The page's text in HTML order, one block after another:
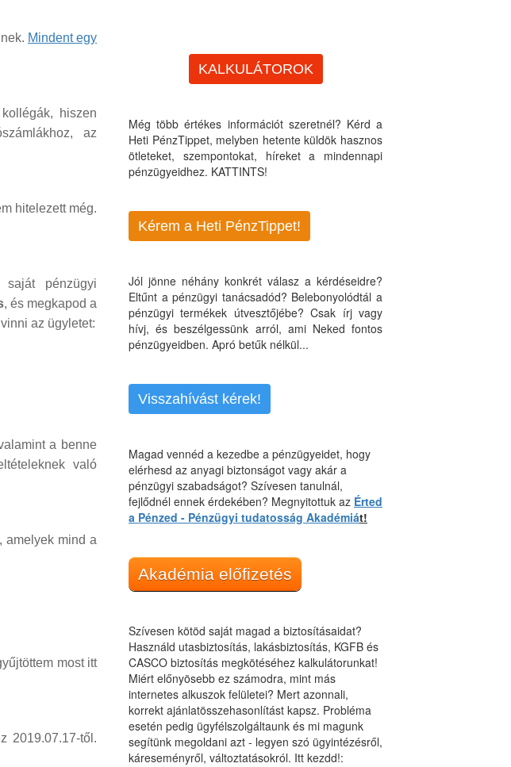
Mindent egy
hiszen
az
hitelezett még.
pénzügyi
, és megkapod a
az ügyletet:
a benne
való
amelyek mind a
most itt
2019.07.17-től.
KALKULÁTOROK
Még több értékes információt szeretnél? Kérd a
Heti PénzTippet, melyben hetente küldök hasznos
ötleteket, szempontokat, híreket a mindennapi
pénzügyeidhez. KATTINTS!
Kérem a Heti PénzTippet!
Jól jönne néhány konkrét válasz a kérdéseidre?
Eltűnt a pénzügyi tanácsadód? Belebonyolódtál a
pénzügyi termékek útvesztőjébe? Csak írj vagy
hívj, és beszélgessünk arról, ami Neked fontos
pénzügyeidben. Apró betűk nélkül...
Visszahívást kérek!
Magad vennéd a kezedbe a pénzügyeidet, hogy
elérhesd az anyagi biztonságot vagy akár a
pénzügyi szabadságot? Szívesen tanulnál,
fejlődnél ennek érdekében? Megnyitottuk az Érted
a Pénzed - Pénzügyi tudatosság Akadémiát!
Akadémia előfizetés
Szívesen kötöd saját magad a biztosításaidat?
Használd utasbiztosítás, lakásbiztosítás, KGFB és
CASCO biztosítás megkötéséhez kalkulátorunkat!
Miért előnyösebb ez számodra, mint más
internetes alkuszok felületei? Mert azonnali,
korrekt ajánlatösszehasonlítást kapsz. Probléma
esetén pedig ügyfélszolgáltaunk és mi magunk
segítünk megoldani azt - legyen szó ügyintézésről,
káreseményről, változtatásokról. Itt kezdd!: